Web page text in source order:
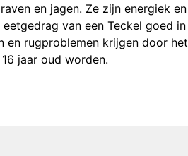
en jagen. Ze zijn energiek
van een Teckel goed
en rugproblemen krijgen door
jaar oud worden.